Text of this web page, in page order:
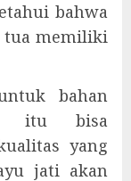
bahwa
tua memiliki
bahan
itu bisa
yang
jati akan